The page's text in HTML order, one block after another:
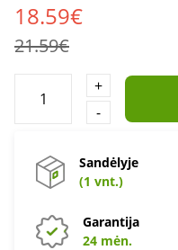
18.59€
21.59€
+
-
Sandėlyje
(1 vnt.)
Garantija
24 mėn.